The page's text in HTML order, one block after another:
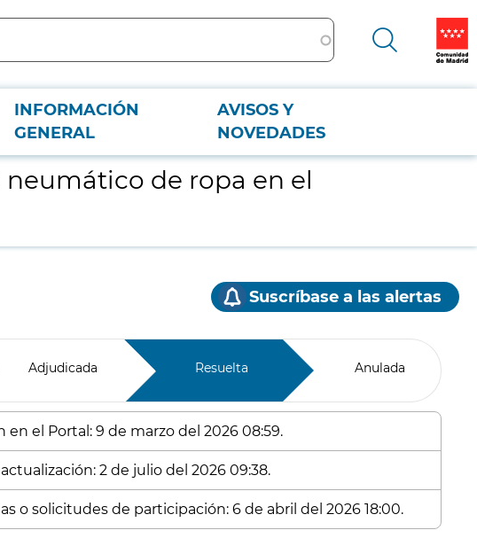
INFORMACIÓN
GENERAL
AVISOS Y
NOVEDADES
de ropa en el
Suscríbase a las alertas
Adjudicada Resuelta Anulada
el Portal: 9 de marzo del 2026 08:59.
2 de julio del 2026 09:38.
o solicitudes de participación: 6 de abril del 2026 18:00.